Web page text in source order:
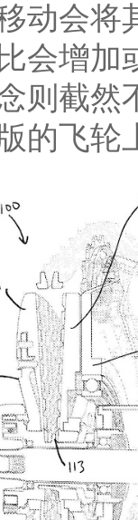
动会将
会增加
则截然
的飞轮